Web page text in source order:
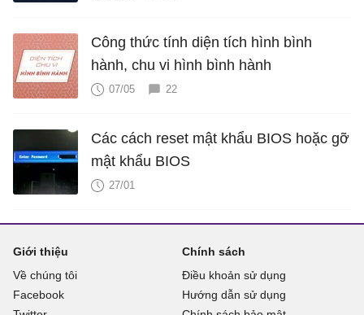
Công thức tính diện tích hình bình
hành, chu vi hình bình hành
07/05 22
Các cách reset mật khẩu BIOS hoặc gỡ
mật khẩu BIOS
27/01
Giới thiệu
Về chúng tôi
Facebook
Chính sách
Điều khoản sử dụng
Hướng dẫn sử dụng